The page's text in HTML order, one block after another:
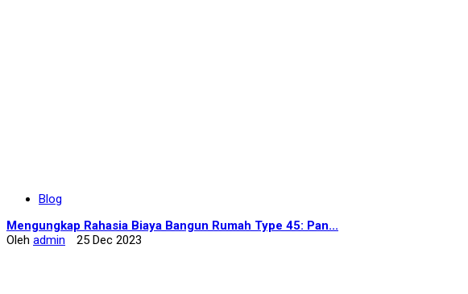
Blog
Mengungkap Rahasia Biaya Bangun Rumah Type 45: Pan...
Oleh admin 25 Dec 2023